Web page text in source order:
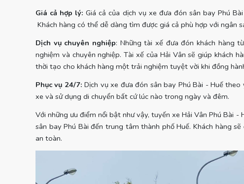
Giá cả hợp lý: Giá cả của dịch vụ xe đưa đón sân bay Phú
Khách hàng có thể dễ dàng tìm được giá cả phù hợp với ngân
Dịch vụ chuyên nghiệp: Những tài xế đưa đón khách hàng
nghiệm và chuyên nghiệp. Tài xế của Hải Vân sẽ giúp khách
thời tạo cho khách hàng một trải nghiệm tuyệt vời khi đồng
Phục vụ 24/7: Dịch vụ xe đưa đón sân bay Phú Bài - Huế
xe và sử dụng di chuyển bất cứ lúc nào trong ngày và đêm.
Với những ưu điểm nổi bật như vậy, tuyến xe Hải Vân Phú Bài
sân bay Phú Bài đến trung tâm thành phố Huế. Khách hàng
an toàn.